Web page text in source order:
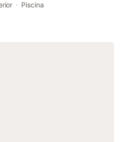
de Toledo. Featuring a shared
guests with an outdoor
Piscina